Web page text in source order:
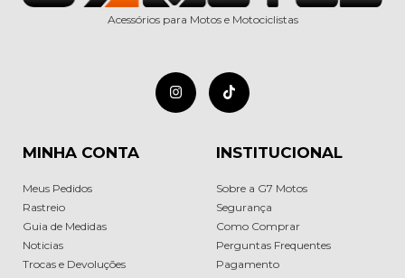
Acessórios para Motos e Motociclistas
MINHA CONTA
Meus Pedidos
Rastreio
Guia de Medidas
Noticias
Trocas e Devoluções
INSTITUCIONAL
Sobre a G7 Motos
Segurança
Como Comprar
Perguntas Frequentes
Pagamento